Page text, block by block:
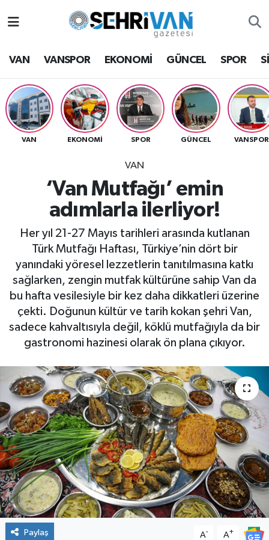
VAN VANSPOR EKONOMİ GÜNCEL SPOR
VAN EKONOMİ SPOR GÜNCEL VANSPOR
VAN
‘Van Mutfağı’ emin
adımlarla ilerliyor!
Her yıl 21-27 Mayıs tarihleri arasında kutlanan
Türk Mutfağı Haftası, Türkiye’nin dört bir
yanındaki yöresel lezzetlerin tanıtılmasına katkı
sağlarken, zengin mutfak kültürüne sahip Van da
bu hafta vesilesiyle bir kez daha dikkatleri üzerine
çekti. Doğunun kültür ve tarih kokan şehri Van,
sadece kahvaltısıyla değil, köklü mutfağıyla da bir
gastronomi hazinesi olarak ön plana çıkıyor.
Paylaş A- A+
Van Hava Durumu
VAN Namaz Vakitleri
Van Trafik Yoğunluk Haritası
Süper Lig Puan Durumu ve Fikstür
Tüm Manşetler
Son Dakika Haberleri
Haber Arşivi